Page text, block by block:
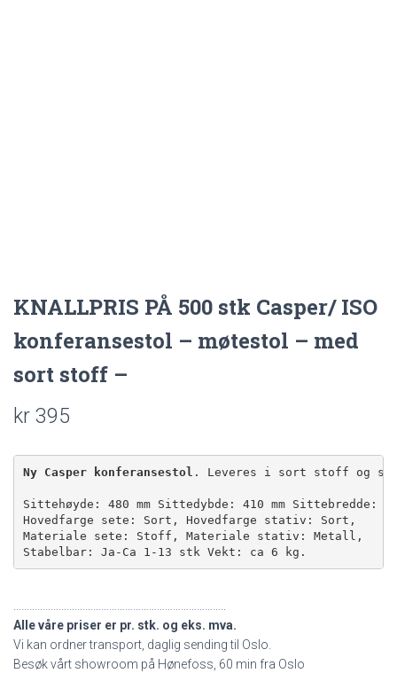
KNALLPRIS PÅ 500 stk Casper/ ISO
konferansestol – møtestol – med
sort stoff –
kr 395
Ny Casper konferansestol . Leveres i sort stoff og
Sittehøyde: 480 mm Sittedybde: 410 mm Sittebredde:
Hovedfarge sete: Sort, Hovedfarge stativ: Sort,
Materiale sete: Stoff, Materiale stativ: Metall,
Stabelbar: Ja-Ca 1-13 stk Vekt: ca 6 kg.
……………………………………………………………………..
Alle våre priser er pr. stk. og eks. mva.
Vi kan ordner transport, daglig sending til Oslo.
Besøk vårt showroom på Hønefoss, 60 min fra Oslo